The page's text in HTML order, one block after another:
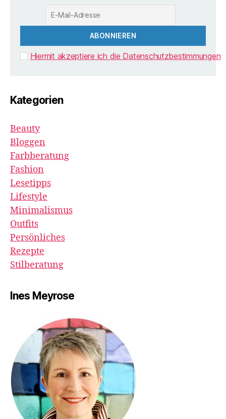
Hiermit akzeptiere ich die Datenschutzbestimmungen
Kategorien
Beauty
Bloggen
Farbberatung
Fashion
Lesetipps
Lifestyle
Minimalismus
Outfits
Persönliches
Rezepte
Stilberatung
Ines Meyrose